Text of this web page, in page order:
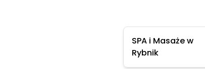
SPA i Masaże w
Rybnik